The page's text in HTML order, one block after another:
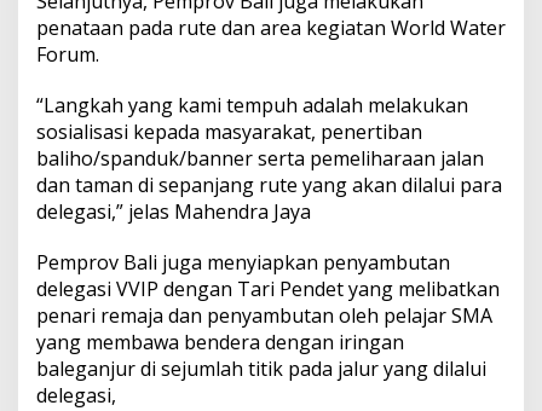
penataan pada rute dan area kegiatan World Water
Forum.
“Langkah yang kami tempuh adalah melakukan
sosialisasi kepada masyarakat, penertiban
baliho/spanduk/banner serta pemeliharaan jalan
dan taman di sepanjang rute yang akan dilalui para
delegasi,” jelas Mahendra Jaya
Pemprov Bali juga menyiapkan penyambutan
delegasi VVIP dengan Tari Pendet yang melibatkan
penari remaja dan penyambutan oleh pelajar SMA
yang membawa bendera dengan iringan
baleganjur di sejumlah titik pada jalur yang dilalui
delegasi,